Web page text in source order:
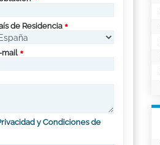
de Residencia
mail
y Condiciones de